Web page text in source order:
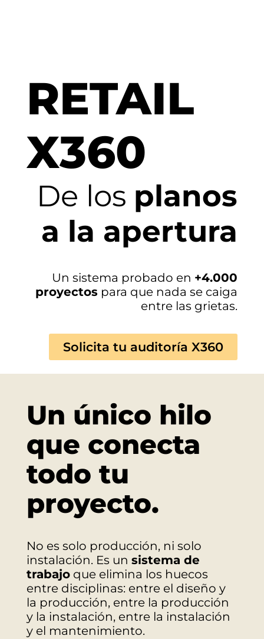
RETAIL
X360
De los planos
a la apertura
Un sistema probado en +4.000
proyectos para que nada se caiga
entre las grietas.
Solicita tu auditoría X360
Un único hilo
que conecta
todo tu
proyecto.
No es solo producción, ni solo
instalación. Es un sistema de
trabajoque elimina los huecos
entre disciplinas: entre el diseño y
la producción, entre la producción
y la instalación, entre la instalación
y el mantenimiento.